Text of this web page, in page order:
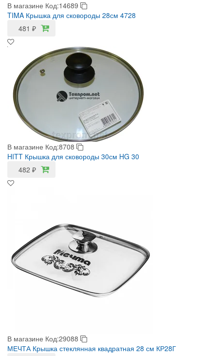
В магазине Код:14689
TIMA Крышка для сковороды 28см 4728
481 ₽
В магазине Код:8708
HITT Крышка для сковороды 30см HG 30
482 ₽
В магазине Код:29088
МЕЧТА Крышка стеклянная квадратная 28 см КР28Г